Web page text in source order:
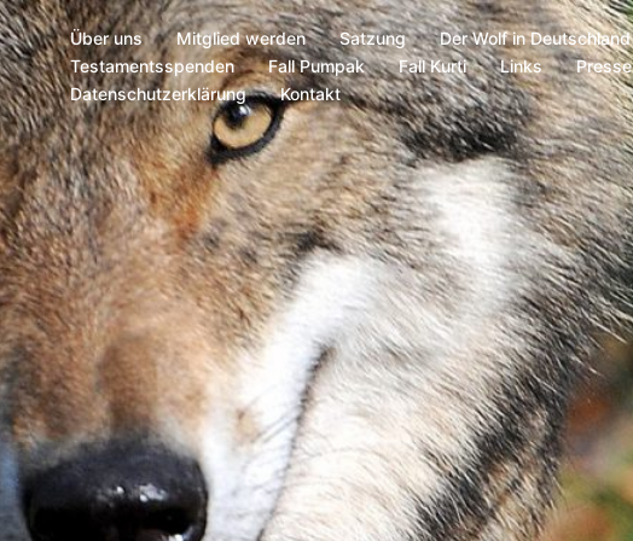
Über uns Mitglied werden Satzung Der Wolf in Deutschland
Testamentsspenden
Fall Pumpak Fall Kurti Links Presse
Datenschutzerklärung
Kontakt